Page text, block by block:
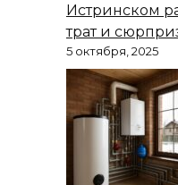
Истринском
трат и
5 октября, 2025